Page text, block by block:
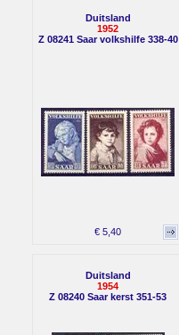
Duitsland
1952
Z 08241 Saar volkshilfe 338-40
€ 5,40
Duitsland
1954
Z 08240 Saar kerst 351-53